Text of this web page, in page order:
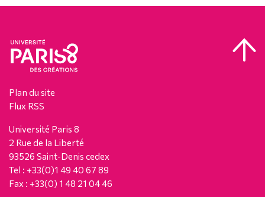
Plan du site
Flux RSS
Université Paris 8
2 Rue de la Liberté
93526 Saint-Denis cedex
Tel : +33(0)1 49 40 67 89
Fax : +33(0) 1 48 21 04 46